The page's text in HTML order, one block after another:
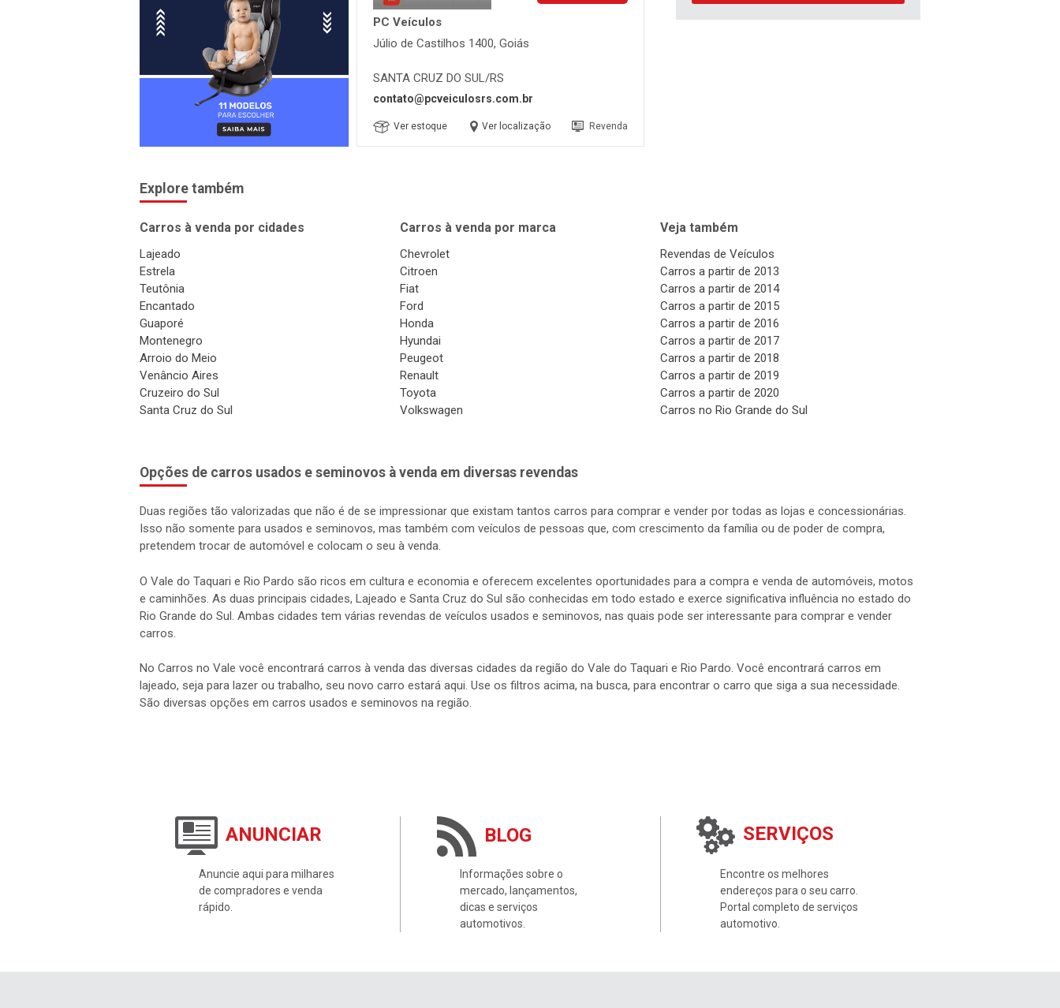
PC Veículos
Júlio de Castilhos 1400, Goiás
SANTA CRUZ DO SUL/RS
contato@pcveiculosrs.com.br
Ver estoque Ver localização Revenda
Explore também
Carros à venda por cidades
Lajeado
Estrela
Teutônia
Encantado
Guaporé
Montenegro
Arroio do Meio
Venâncio Aires
Cruzeiro do Sul
Santa Cruz do Sul
Carros à venda por marca
Chevrolet
Citroen
Fiat
Ford
Honda
Hyundai
Peugeot
Renault
Toyota
Volkswagen
Veja também
Revendas de Veículos
Carros a partir de 2013
Carros a partir de 2014
Carros a partir de 2015
Carros a partir de 2016
Carros a partir de 2017
Carros a partir de 2018
Carros a partir de 2019
Carros a partir de 2020
Carros no Rio Grande do Sul
Opções de carros usados e seminovos à venda em diversas revendas
Duas regiões tão valorizadas que não é de se impressionar que existam tantos carros para comprar e vender por todas as lojas e concessionárias.
Isso não somente para usados e seminovos, mas também com veículos de pessoas que, com crescimento da família ou de poder de compra,
pretendem trocar de automóvel e colocam o seu à venda.
O Vale do Taquari e Rio Pardo são ricos em cultura e economia e oferecem excelentes oportunidades para a compra e venda de automóveis, motos
e caminhões. As duas principais cidades, Lajeado e Santa Cruz do Sul são conhecidas em todo estado e exerce significativa influência no estado do
Rio Grande do Sul. Ambas cidades tem várias revendas de veículos usados e seminovos, nas quais pode ser interessante para comprar e vender
carros.
No Carros no Vale você encontrará carros à venda das diversas cidades da região do Vale do Taquari e Rio Pardo. Você encontrará carros em
lajeado, seja para lazer ou trabalho, seu novo carro estará aqui. Use os filtros acima, na busca, para encontrar o carro que siga a sua necessidade.
São diversas opções em carros usados e seminovos na região.
ANUNCIAR
Anuncie aqui para milhares
de compradores e venda
rápido.
BLOG
Informações sobre o
mercado, lançamentos,
dicas e serviços
automotivos.
SERVIÇOS
Encontre os melhores
endereços para o seu carro.
Portal completo de serviços
automotivo.